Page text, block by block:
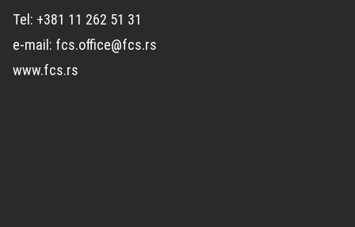
Tel: +381 11 262 51 31
e-mail: fcs.office@fcs.rs
www.fcs.rs